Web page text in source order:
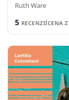
Ruth Ware
5 RECENZIÍCENA Z